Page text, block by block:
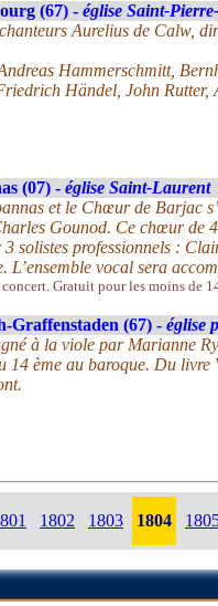
(67) - église Saint-
Aurelius de Calw,
Hammerschmitt,
Händel, John
(07) - église Saint-Laurent
et le Chœur de Barjac
Gounod. Ce chœur de
solistes professionnels :
L’ensemble vocal sera
Gratuit pour les moins de
Graffenstaden (67) - église
à la viole par Marianne
14 ème au baroque. Du
1802 1803 1804